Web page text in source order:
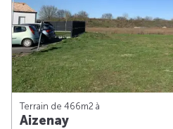
Terrain de 466m2 à
Aizenay